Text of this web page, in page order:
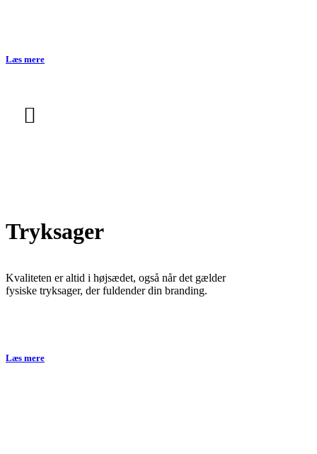
Læs mere
Tryksager
Kvaliteten er altid i højsædet, også når det gælder
fysiske tryksager, der fuldender din branding.
Læs mere